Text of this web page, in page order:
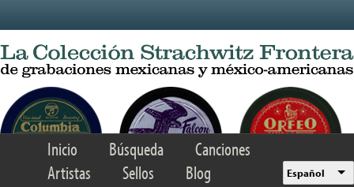
Inicio Búsqueda
Canciones
Artistas
Sellos Blog Español